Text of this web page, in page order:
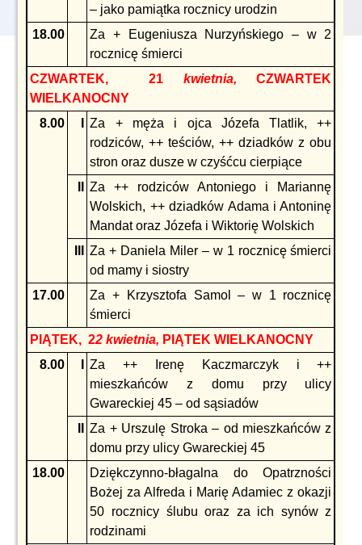
– jako pamiątka rocznicy urodzin
18.00
Za + Eugeniusza Nurzyńskiego – w 2
rocznicę śmierci
CZWARTEK, 21kwietnia, CZWARTEK
WIELKANOCNY
8.00
Za + męża i ojca Józefa Tlatlik, ++
rodziców, ++ teściów, ++ dziadków z obu
stron oraz dusze w czyśćcu cierpiące
Za ++ rodziców Antoniego i Mariannę
Wolskich, ++ dziadków Adama i Antoninę
Mandat oraz Józefa i Wiktorię Wolskich
Za + Daniela Miler – w 1 rocznicę śmierci
od mamy i siostry
17.00
Za + Krzysztofa Samol – w 1 rocznicę
śmierci
PIĄTEK, 22 kwietnia, PIĄTEK WIELKANOCNY
8.00
Za ++ Irenę Kaczmarczyk i ++
mieszkańców z domu przy ulicy
Gwareckiej 45 – od sąsiadów
Za + Urszulę Stroka – od mieszkańców z
domu przy ulicy Gwareckiej 45
18.00
Dziękczynno-błagalna do Opatrzności
Bożej za Alfreda i Marię Adamiec z okazji
50 rocznicy ślubu oraz za ich synów z
rodzinami